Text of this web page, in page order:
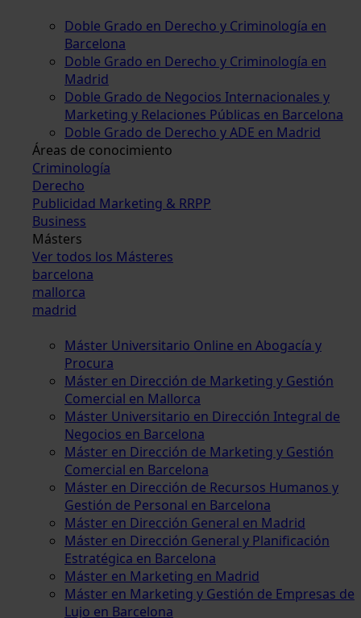
Doble Grado en Derecho y Criminología en
Barcelona
Doble Grado en Derecho y Criminología en
Madrid
Doble Grado de Negocios Internacionales y
Marketing y Relaciones Públicas en Barcelona
Doble Grado de Derecho y ADE en Madrid
Áreas de conocimiento
Criminología
Derecho
Publicidad Marketing & RRPP
Business
Másters
Ver todos los Másteres
barcelona
mallorca
madrid
Máster Universitario Online en Abogacía y
Procura
Máster en Dirección de Marketing y Gestión
Comercial en Mallorca
Máster Universitario en Dirección Integral de
Negocios en Barcelona
Máster en Dirección de Marketing y Gestión
Comercial en Barcelona
Máster en Dirección de Recursos Humanos y
Gestión de Personal en Barcelona
Máster en Dirección General en Madrid
Máster en Dirección General y Planificación
Estratégica en Barcelona
Máster en Marketing en Madrid
Máster en Marketing y Gestión de Empresas de
Lujo en Barcelona